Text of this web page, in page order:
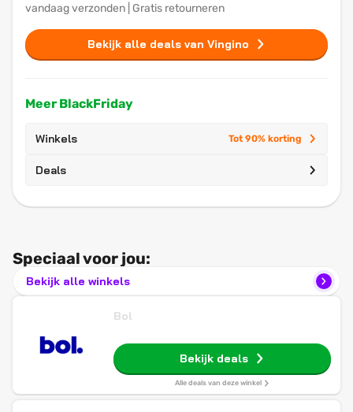
vandaag verzonden | Gratis retourneren
Bekijk alle deals van Vingino
Meer BlackFriday
Winkels Tot 90% korting
Deals
Speciaal voor jou:
Bekijk alle winkels
Bol
Bekijk deals
Alle deals van deze winkel